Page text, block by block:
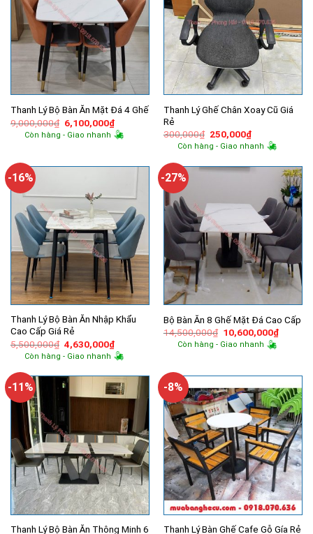
Thanh Lý Bộ Bàn Ăn Mặt Đá 4 Ghế
9,000,000₫ Giá
gốc
là:
6,100,000₫Giá
hiện
tại
Còn hàng - Giao nhanh
Thanh Lý Ghế Chân Xoay Cũ Giá
Rẻ
300,000₫ Giá
gốc
là:
250,000₫Giá
hiện
tại
250,000₫.
Còn hàng - Giao nhanh
-16%
Thanh Lý Bộ Bàn Ăn Nhập Khẩu
Cao Cấp Giá Rẻ
5,500,000₫ Giá
gốc
là:
4,630,000₫Giá
hiện
tại
4,630,000₫.
Còn hàng - Giao nhanh
-27%
Bộ Bàn Ăn 8 Ghế Mặt Đá Cao Cấp
14,500,000₫ Giá
gốc
là:
10,600,000₫Giá
hiện
Còn hàng - Giao nhanh
-11%
Thanh Lý Bộ Bàn Ăn Thông Minh 6
-8%
Thanh Lý Bàn Ghế Cafe Gỗ Gía Rẻ